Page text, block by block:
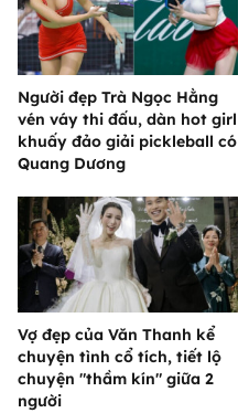
Người đẹp Trà Ngọc Hằng
vén váy thi đấu, dàn hot girl
khuấy đảo giải pickleball có
Quang Dương
Vợ đẹp của Văn Thanh kể
chuyện tình cổ tích, tiết lộ
chuyện "thầm kín" giữa 2
người